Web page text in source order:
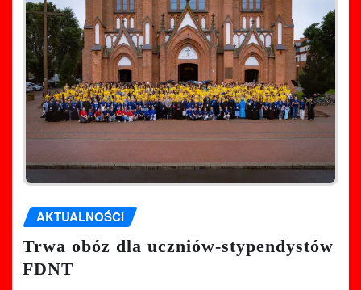
AKTUALNOŚCI
Trwa obóz dla uczniów-stypendystów
FDNT